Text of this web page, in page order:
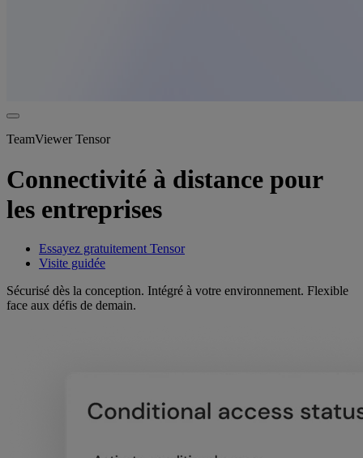
TeamViewer Tensor
Connectivité à distance pour
les entreprises
Essayez gratuitement Tensor
Visite guidée
Sécurisé dès la conception. Intégré à votre environnement. Flexible
face aux défis de demain.